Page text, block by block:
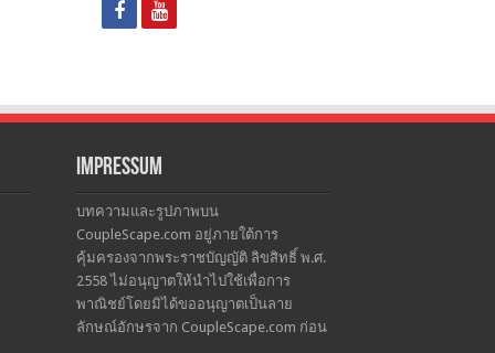
Impressum
บทความและรูปภาพบน
CoupleScape.com อยู่ภายใต้การ
คุ้มครองจากพระราชบัญญัติ ลิขสิทธิ์ พ.ศ.
2558 ไม่อนุญาตให้นำไปใช้เพื่อการ
พาณิชย์โดยมิได้ขออนุญาตเป็นลาย
ลักษณ์อักษรจาก CoupleScape.com ก่อน